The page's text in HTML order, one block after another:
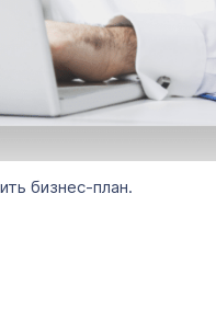
бизнес-план.